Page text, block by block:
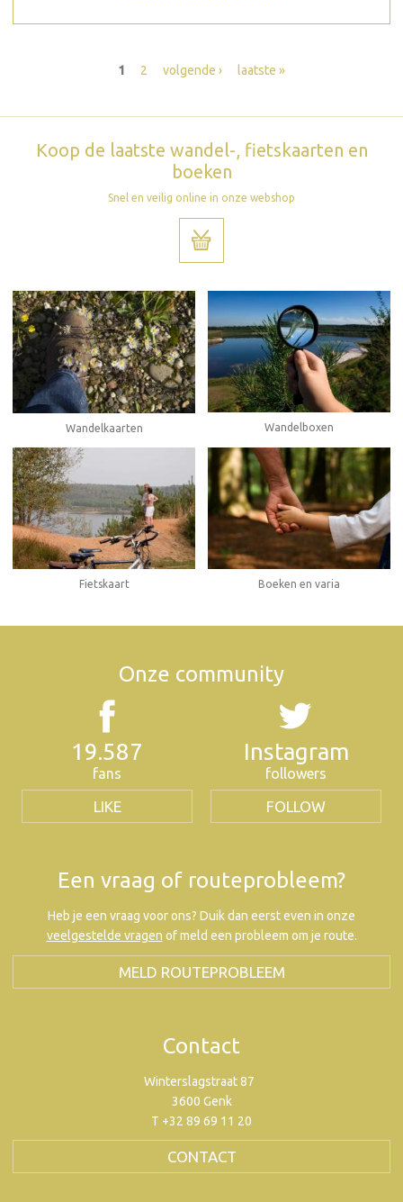
1 2 volgende › laatste »
Koop de laatste wandel-, fietskaarten en
boeken
Snel en veilig online in onze webshop
Wandelkaarten Wandelboxen
Fietskaart Boeken en varia
Onze community
19.587
fans
LIKE
Instagram
followers
FOLLOW
Een vraag of routeprobleem?
Heb je een vraag voor ons? Duik dan eerst even in onze
veelgestelde vragen of meld een probleem om je route.
MELD ROUTEPROBLEEM
Contact
Winterslagstraat 87
3600 Genk
T +32 89 69 11 20
CONTACT